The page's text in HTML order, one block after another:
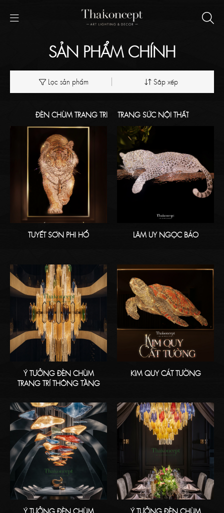
SẢN PHẨM CHÍNH
Lọc sản phẩm Sắp xếp
ĐÈN CHÙM TRANG TRÍ TRANG SỨC NỘI THẤT
TUYẾT SƠN PHI HỔ LÂM UY NGỌC BÁO
Ý TƯỞNG ĐÈN CHÙM
TRANG TRÍ THÔNG TẦNG
KIM QUY CÁT TƯỜNG